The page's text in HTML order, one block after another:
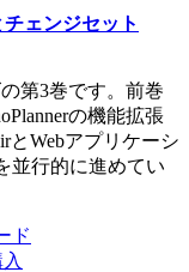
ェンジセット
第3巻です。前巻
の機能拡張
とWebアプリケーシ
並行的に進めてい
ド